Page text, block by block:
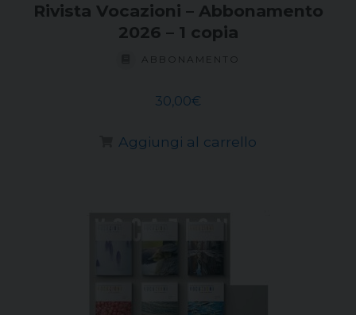
Rivista Vocazioni – Abbonamento
2026 – 1 copia
ABBONAMENTO
30,00€
Aggiungi al carrello